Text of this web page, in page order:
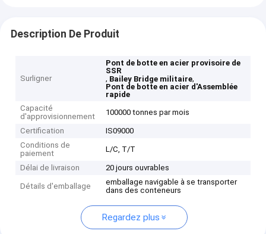
Description De Produit
Surligner
Pont de botte en acier provisoire de
SSR
, Bailey Bridge militaire,
Pont de botte en acier d'Assemblée
rapide
Capacité
d'approvisionnement
100000 tonnes par mois
Certification
IS09000
Conditions de
paiement
L/C, T/T
Délai de livraison 20 jours ouvrables
Détails d'emballage
emballage navigable à se transporter
dans des conteneurs
Regardez plus